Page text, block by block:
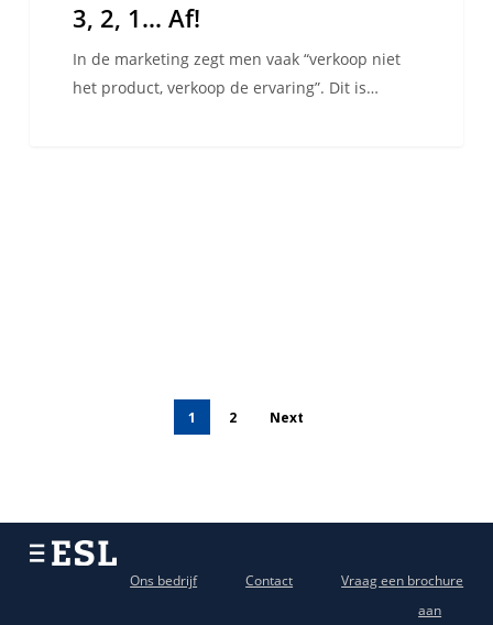
3, 2, 1… Af!
In de marketing zegt men vaak “verkoop niet
het product, verkoop de ervaring”. Dit is…
1 2 Next
Ons bedrijf Contact
Vraag een brochure
aan